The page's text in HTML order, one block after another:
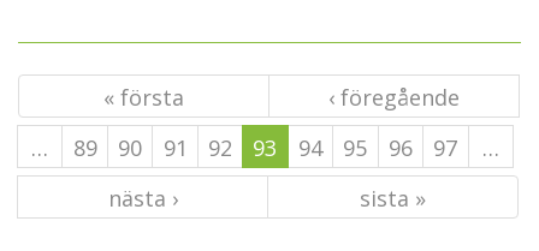
« första
‹ föregående
…
89 90 91 92 93 94 95 96 97
…
nästa ›
sista »